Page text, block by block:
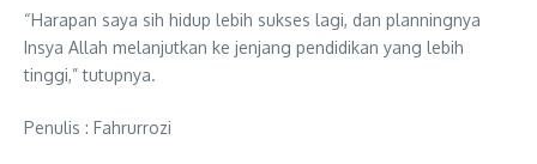
“Harapan saya sih hidup lebih sukses lagi, dan planningnya
Insya Allah melanjutkan ke jenjang pendidikan yang lebih
tinggi,” tutupnya.
Penulis : Fahrurrozi